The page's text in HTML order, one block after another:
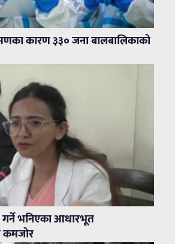
कारण ३३० जना बालबालिकाको
गर्ने भनिएका आधारभूत
कमजोर